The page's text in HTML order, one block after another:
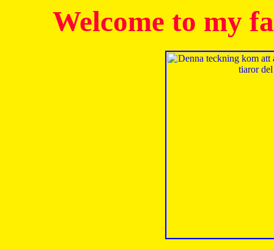
Welcome to my